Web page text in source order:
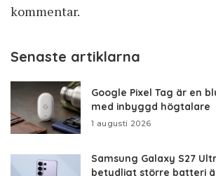
kommentar.
Senaste artiklarna
Google Pixel Tag är en
med inbyggd högtalare
1 augusti 2026
Samsung Galaxy S27
betydligt större batteri